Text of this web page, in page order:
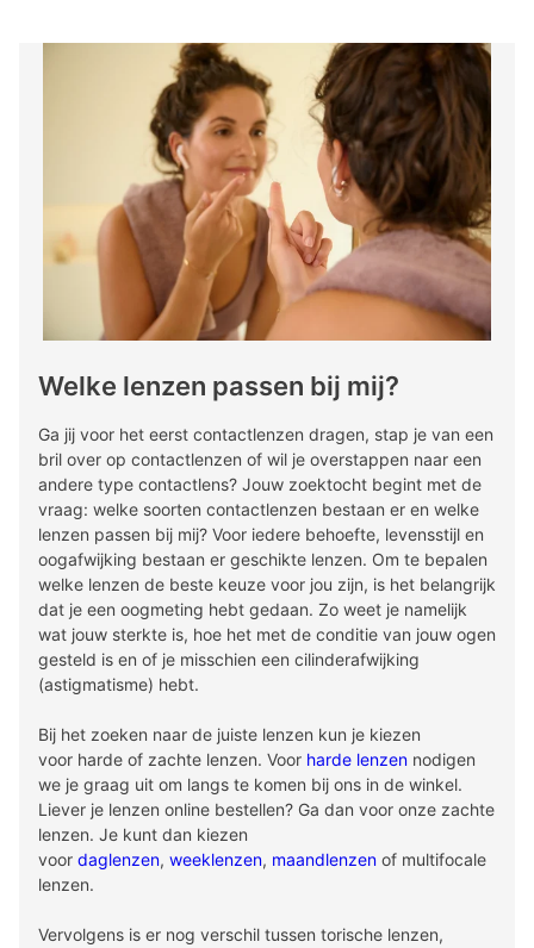
Welke lenzen passen bij mij?
Ga jij voor het eerst contactlenzen dragen, stap je van een
bril over op contactlenzen of wil je overstappen naar een
andere type contactlens? Jouw zoektocht begint met de
vraag: welke soorten contactlenzen bestaan er en welke
lenzen passen bij mij? Voor iedere behoefte, levensstijl en
oogafwijking bestaan er geschikte lenzen. Om te bepalen
welke lenzen de beste keuze voor jou zijn, is het belangrijk
dat je een oogmeting hebt gedaan. Zo weet je namelijk
wat jouw sterkte is, hoe het met de conditie van jouw ogen
gesteld is en of je misschien een cilinderafwijking
(astigmatisme) hebt.
Bij het zoeken naar de juiste lenzen kun je kiezen
voor harde of zachte lenzen. Voor harde lenzen nodigen
we je graag uit om langs te komen bij ons in de winkel.
Liever je lenzen online bestellen? Ga dan voor onze zachte
lenzen. Je kunt dan kiezen
voor daglenzen, weeklenzen, maandlenzen of multifocale
lenzen.
Vervolgens is er nog verschil tussen torische lenzen,